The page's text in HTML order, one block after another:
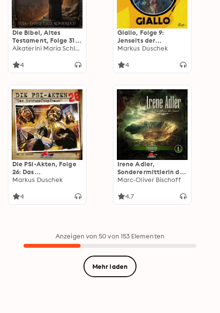
Die Bibel, Altes
Testament, Folge 31:
Elija - Das geteilte
(ungekürzt)
Aikaterini Maria Schlösser
4
Giallo, Folge 9:
Jenseits der
Dunkelheit
Markus Duschek
4
Die PSI-Akten, Folge
26: Das
Schrumpfkopfhaus
Markus Duschek
4
Irene Adler,
Sonderermittlerin der
Krone, Folge 9:
Marc-Oliver Bischoff
4.7
Anzeigen von 50 von 153 Elementen
Mehr laden